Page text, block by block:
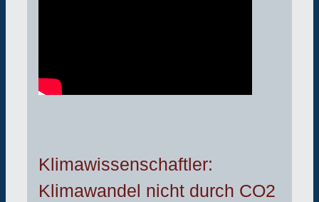
Klimawissenschaftler:
Klimawandel nicht durch CO2